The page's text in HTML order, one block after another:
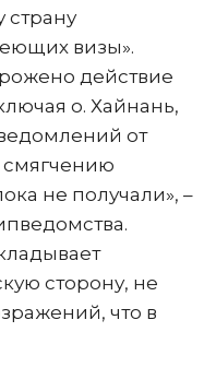
страну
визы».
действие
о. Хайнань,
от
смягчению
не получали», –
сторону, не
что в